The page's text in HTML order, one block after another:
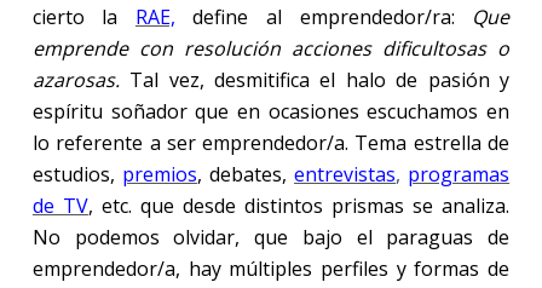
cierto la RAE, define al emprendedor/ra: Que
emprende con resolución acciones dificultosas o
azarosas. Tal vez, desmitifica el halo de pasión y
espíritu soñador que en ocasiones escuchamos en
lo referente a ser emprendedor/a. Tema estrella de
estudios, premios, debates,entrevistas, programas
de TV, etc. que desde distintos prismas se analiza.
No podemos olvidar, que bajo el paraguas de
emprendedor/a, hay múltiples perfiles y formas de